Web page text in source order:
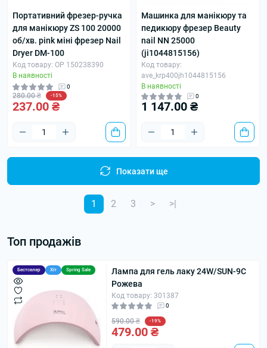
Портативний фрезер-ручка
для манікюру ZS 100 20000
об/хв. pink міні фрезер Nail
Dryer DM-100
Код товару: OP 150238390
В наявності
0
280.00 ₴ -15%
237.00 ₴
Машинка для манікюру та
педикюру фрезер Beauty
nail NN 25000
(ji1044815156)
Код товару:
ave_krp400jh1044815156
В наявності
0
1 147.00 ₴
Показати ще
1 2 3 > >|
Топ продажів
Бестселер Хіт Spring Sale
Лампа для гель лаку 24W/SUN-9C
Рожева
Код товару: 301387
0
590.00 ₴ -19%
479.00 ₴